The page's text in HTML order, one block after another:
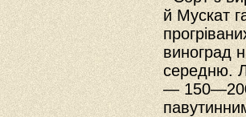
й Мускат
виноград
середню.
—